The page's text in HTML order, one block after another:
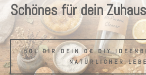
Schönes für dein
HOL DIR DEIN 0€ DIY
NATÜRLICHER